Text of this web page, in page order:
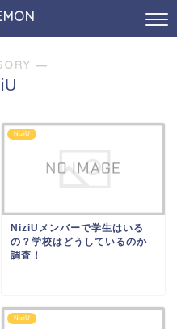
―
NiziU
NiziUメンバーで学生はいる
の？学校はどうしているのか
調査！
NiziU